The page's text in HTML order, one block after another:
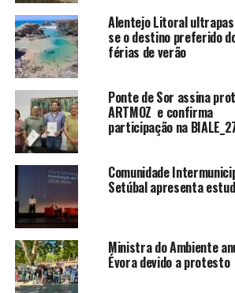
Alentejo Litoral
se o destino preferido
férias de verão
Ponte de Sor assina
ARTMOZ e confirma
participação na
Comunidade
Setúbal apresenta
Ministra do Ambiente
Évora devido a protesto